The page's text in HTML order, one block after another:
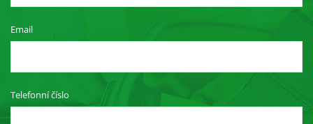
Email
Telefonní číslo